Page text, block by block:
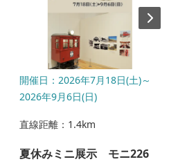
開催日：2026年7月18日(土)～
2026年9月6日(日)
直線距離：1.4km
夏休みミニ展示 モニ226